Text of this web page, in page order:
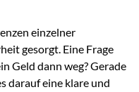
einzelner
gesorgt. Eine Frage
Geld dann weg? Gerade
darauf eine klare und